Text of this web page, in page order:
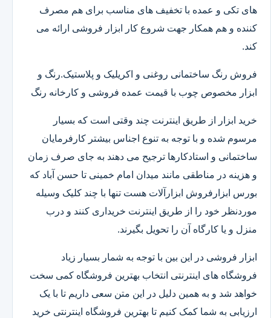
های تکی و عمده با تخفیف های مناسب برای هم مصرف
کننده و هم همکار جهت شروع کار ابزار فروشی ارائه می
کند.
فروش رنگ ساختمانی روغنی و اکریلیک و پلاستیک.رنگ و
ابزار مخصوص چوب با قیمت عمده فروشی و کارخانه رنگ
خرید ابزار از طریق اینترنت چند وقتی است که بسیار
مرسوم شده و با توجه به تنوع اجناس بیشتر کارفرمایان
ساختمانی و استادکارها ترجیح می دهند به جای صرف زمان
و هزینه در مناطقی مانند میدان امام خمینی تا حسن آباد که
بورس ابزارفروش ابزارآلات هست تنها با چند کلیک وسیله
موردنظر خود را از طریق اینترنت خریداری کنند و درب
منزل و یا کارگاه آن را تحویل بگیرند.
ابزار فروشی در این بین با توجه به شمار بسیار زیاد
فروشگاه های اینترنتی انتخاب بهترین فروشگاه کمی سخت
خواهد شد و به همین دلیل در این متن سعی داریم تا با یک
ارزیابی به شما کمک کنیم تا بهترین فروشگاه اینترنتی خرید